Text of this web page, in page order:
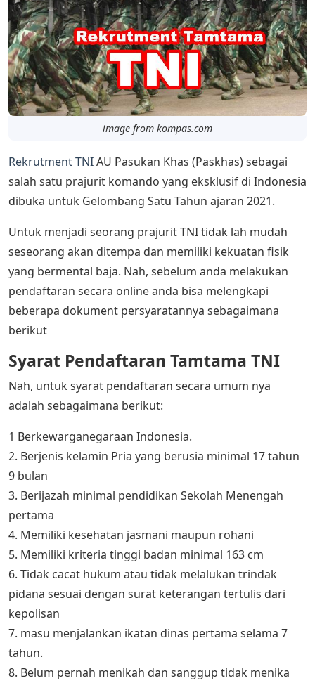
image from kompas.com
Rekrutment TNIAU Pasukan Khas (Paskhas) sebagai
salah satu prajurit komando yang eksklusif di Indonesia
dibuka untuk Gelombang Satu Tahun ajaran 2021.
Untuk menjadi seorang prajurit TNI tidak lah mudah
seseorang akan ditempa dan memiliki kekuatan fisik
yang bermental baja. Nah, sebelum anda melakukan
pendaftaran secara online anda bisa melengkapi
beberapa dokument persyaratannya sebagaimana
berikut
Syarat Pendaftaran Tamtama TNI
Nah, untuk syarat pendaftaran secara umum nya
adalah sebagaimana berikut:
1 Berkewarganegaraan Indonesia.
2. Berjenis kelamin Pria yang berusia minimal 17 tahun
9 bulan
3. Berijazah minimal pendidikan Sekolah Menengah
pertama
4. Memiliki kesehatan jasmani maupun rohani
5. Memiliki kriteria tinggi badan minimal 163 cm
6. Tidak cacat hukum atau tidak melalukan trindak
pidana sesuai dengan surat keterangan tertulis dari
kepolisan
7. masu menjalankan ikatan dinas pertama selama 7
tahun.
8. Belum pernah menikah dan sanggup tidak menika